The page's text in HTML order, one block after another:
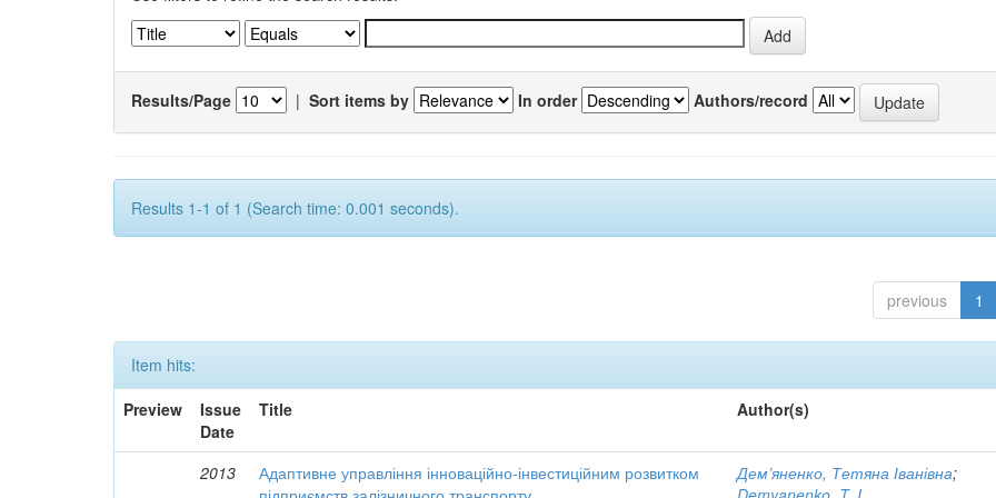
Results/Page | Sort items by In order Authors/record
Results 1-1 of 1 (Search time: 0.001 seconds).
previous 1
Item hits:
Preview
Issue
Date
Title Author(s)
2013
Адаптивне управління інноваційно-інвестиційним розвитком
Дем’яненко, Тетяна Іванівна;